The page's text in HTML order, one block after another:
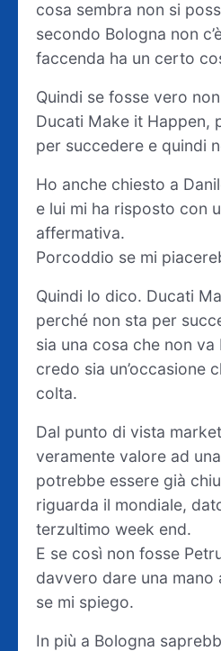
cosa sembra non si
secondo Bologna non
faccenda ha un certo
Quindi se fosse vero
Ducati Make it Happen,
per succedere e quindi
Ho anche chiesto a
e lui mi ha risposto con
affermativa.
Porcoddio se mi
Quindi lo dico. Ducati
perché non sta per
sia una cosa che non
credo sia un’occasione
colta.
Dal punto di vista
veramente valore ad
potrebbe essere già
riguarda il mondiale,
terzultimo week end.
E se così non fosse
davvero dare una mano
se mi spiego.
In più a Bologna